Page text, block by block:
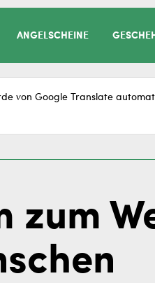
ANGELSCHEINE
von Google Translate
zum